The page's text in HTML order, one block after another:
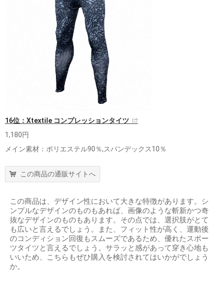
16位：Xtextile コンプレッションタイツ
1,180円
メイン素材：ポリエステル90％,スパンデックス10％
この商品の通販サイトへ
この商品は、デザイン性において大きな特徴があります。シ
ンプルなデザインのものもあれば、画像のような斬新かつ奇
抜なデザインのものもあります。その点では、選択肢がとて
も広いと言えるでしょう。また、フィット性が高く、運動後
のコンディション回復もスムーズであるため、優れたスポー
ツタイツと言えるでしょう。サラッと感があって穿き心地も
いいため、こちらもぜひ購入を検討されてはいかがでしょう
か。